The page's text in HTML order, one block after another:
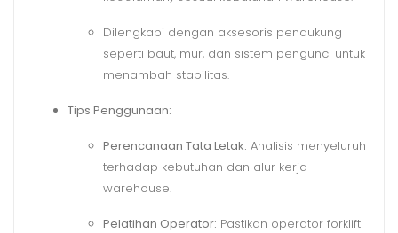
Dilengkapi dengan aksesoris pendukung
seperti baut, mur, dan sistem pengunci untuk
menambah stabilitas.
Tips Penggunaan:
Perencanaan Tata Letak: Analisis menyeluruh
terhadap kebutuhan dan alur kerja
warehouse.
Pelatihan Operator: Pastikan operator forklift